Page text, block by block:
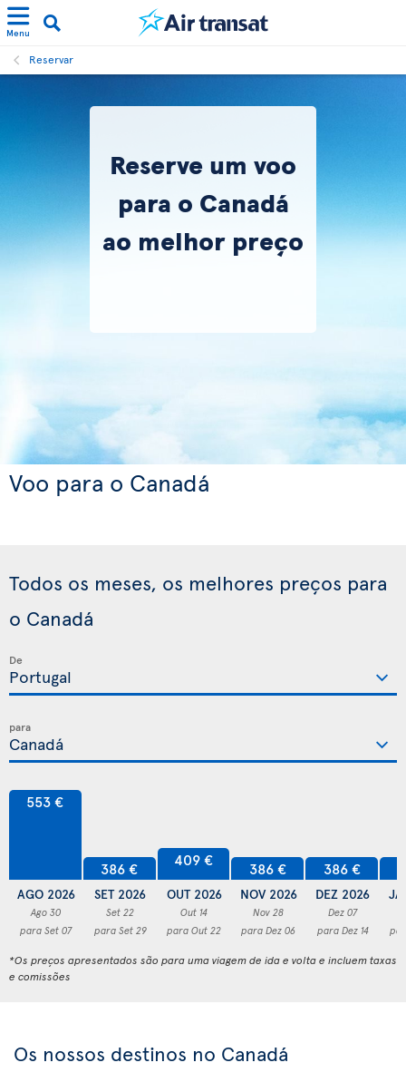
Menu
Reservar
Reserve um voo
para o Canadá
ao melhor preço
Voo para o Canadá
Todos os meses, os melhores preços para
o Canadá
De
para
553 €
AGO 2026
Ago 30
para Set 07
386 €
SET 2026
Set 22
para Set 29
409 €
OUT 2026
Out 14
para Out 22
386 €
NOV 2026
Nov 28
para Dez 06
386 €
DEZ 2026
Dez 07
para Dez 14
*Os preços apresentados são para uma viagem de ida e volta e incluem taxas
e comissões
Os nossos destinos no Canadá